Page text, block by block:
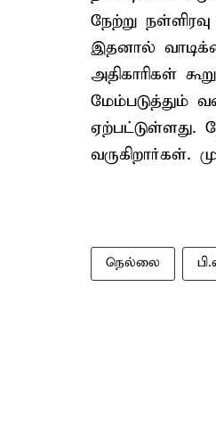
நேற்று
இதனால்
அதிகாரிகள்
மேம்படுத்தும்
ஏற்பட்டுள்ளது.
வருகிறார்கள்.
நெல்லை